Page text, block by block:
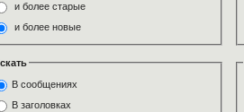
и более старые
и более новые
В сообщениях
В заголовках